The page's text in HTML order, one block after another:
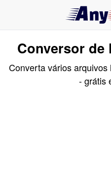
Conversor de
Converta vários
- grátis